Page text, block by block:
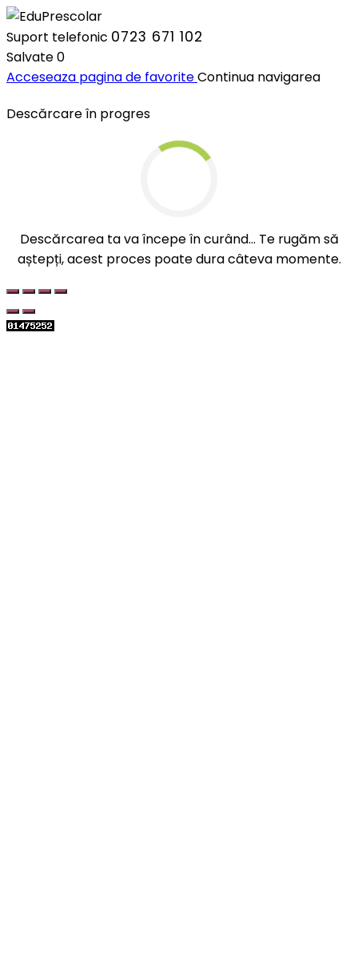
Suport telefonic 0723 671 102
Salvate0
Acceseaza pagina de favoriteContinua navigarea
Descărcare în progres
Descărcarea ta va începe în curând... Te rugăm să
aștepți, acest proces poate dura câteva momente.